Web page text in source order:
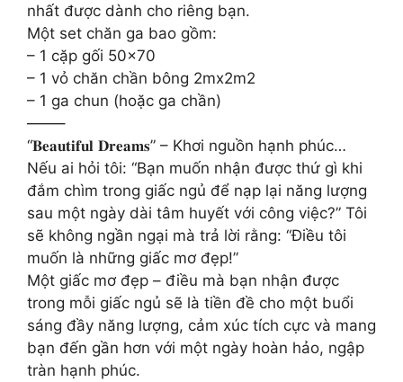
nhất được dành cho riêng bạn.
Một set chăn ga bao gồm:
– 1 cặp gối 50×70
– 1 vỏ chăn chần bông 2mx2m2
– 1 ga chun (hoặc ga chần)
——–
“𝐁𝐞𝐚𝐮𝐭𝐢𝐟𝐮𝐥 𝐃𝐫𝐞𝐚𝐦𝐬” – Khơi nguồn hạnh phúc…
Nếu ai hỏi tôi: “Bạn muốn nhận được thứ gì khi
đắm chìm trong giấc ngủ để nạp lại năng lượng
sau một ngày dài tâm huyết với công việc?” Tôi
sẽ không ngần ngại mà trả lời rằng: “Điều tôi
muốn là những giấc mơ đẹp!”
Một giấc mơ đẹp – điều mà bạn nhận được
trong mỗi giấc ngủ sẽ là tiền đề cho một buổi
sáng đầy năng lượng, cảm xúc tích cực và mang
bạn đến gần hơn với một ngày hoàn hảo, ngập
tràn hạnh phúc.